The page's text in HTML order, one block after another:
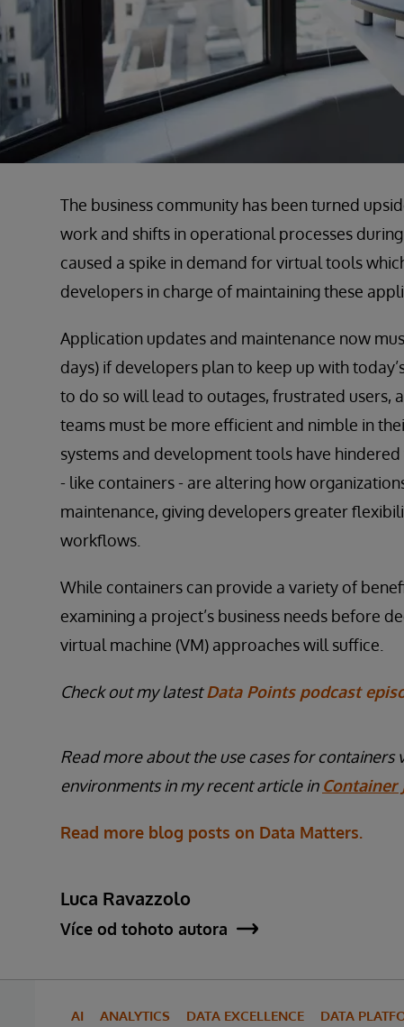
The business community has been turned
work and shifts in operational processes
caused a spike in demand for virtual tools
developers in charge of maintaining these
Application updates and maintenance now
days) if developers plan to keep up with
to do so will lead to outages, frustrated users,
teams must be more efficient and nimble in
systems and development tools have
- like containers - are altering how
maintenance, giving developers greater
workflows.
While containers can provide a variety of
examining a project’s business needs before
virtual machine (VM) approaches will suffice.
Check out my latestData Points podcast
Read more about the use cases for
environments in my recent article in Container
Read more blog posts on Data Matters.
Luca Ravazzolo
Více od tohoto autora
AI ANALYTICS DATA EXCELLENCE DATA